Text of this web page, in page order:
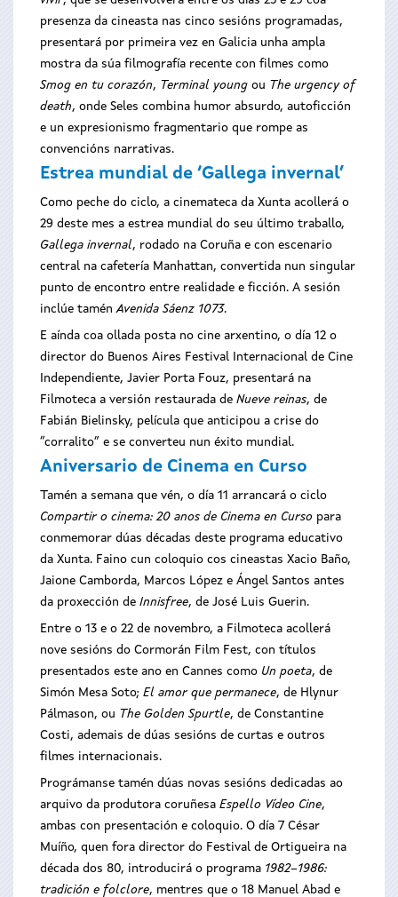
presenza da cineasta nas cinco sesións programadas,
presentará por primeira vez en Galicia unha ampla
mostra da súa filmografía recente con filmes como
Smog en tu corazón, Terminal young ou The urgency of
death, onde Seles combina humor absurdo, autoficción
e un expresionismo fragmentario que rompe as
convencións narrativas.
Estrea mundial de ‘Gallega invernal’
Como peche do ciclo, a cinemateca da Xunta acollerá o
29 deste mes a estrea mundial do seu último traballo,
Gallega invernal, rodado na Coruña e con escenario
central na cafetería Manhattan, convertida nun singular
punto de encontro entre realidade e ficción. A sesión
inclúe taménAvenida Sáenz 1073.
E aínda coa ollada posta no cine arxentino, o día 12 o
director do Buenos Aires Festival Internacional de Cine
Independiente, Javier Porta Fouz, presentará na
Filmoteca a versión restaurada de Nueve reinas, de
Fabián Bielinsky, película que anticipou a crise do
“corralito” e se converteu nun éxito mundial.
Aniversario de Cinema en Curso
Tamén a semana que vén, o día 11 arrancará o ciclo
Compartir o cinema: 20 anos de Cinema en Curso para
conmemorar dúas décadas deste programa educativo
da Xunta. Faino cun coloquio cos cineastas Xacio Baño,
Jaione Camborda, Marcos López e Ángel Santos antes
da proxección de Innisfree, de José Luis Guerin.
Entre o 13 e o 22 de novembro, a Filmoteca acollerá
nove sesións do Cormorán Film Fest, con títulos
presentados este ano en Cannes como Un poeta, de
Simón Mesa Soto; El amor que permanece, de Hlynur
Pálmason, ou The Golden Spurtle, de Constantine
Costi, ademais de dúas sesións de curtas e outros
filmes internacionais.
Prográmanse tamén dúas novas sesións dedicadas ao
arquivo da produtora coruñesa Espello Vídeo Cine,
ambas con presentación e coloquio. O día 7 César
Muíño, quen fora director do Festival de Ortigueira na
década dos 80, introducirá o programa 1982–1986:
tradición e folclore, mentres que o 18 Manuel Abad e